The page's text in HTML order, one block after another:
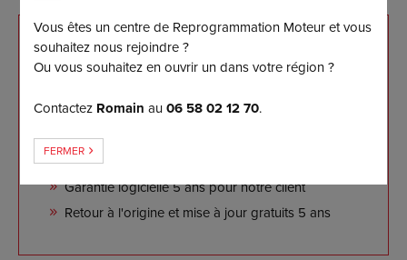
NOS ENGAGEMENTS
Reprogrammation sur mesure effectuée sur banc
de puissance
Les meilleurs résultats disponibles sur le marché à
ce jour
Garantie logicielle 5 ans pour notre client
Retour à l'origine et mise à jour gratuits 5 ans
Vous êtes un centre de Reprogrammation Moteur et vous
souhaitez nous rejoindre ?
Ou vous souhaitez en ouvrir un dans votre région ?
Contactez Romain au06 58 02 12 70.
FERMER